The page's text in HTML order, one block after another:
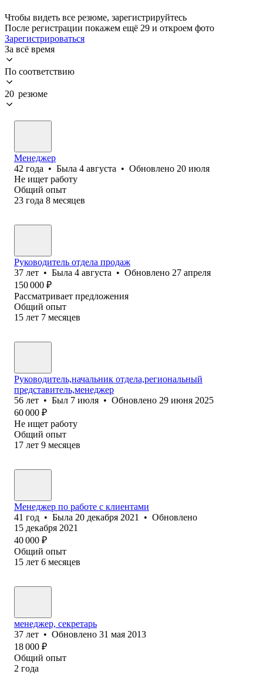
Чтобы видеть все резюме, зарегистрируйтесь
После регистрации покажем ещё 29 и откроем фото
Зарегистрироваться
За всё время
По соответствию
20 резюме
Менеджер
42 года • Была 4 августа • Обновлено 20 июля
Не ищет работу
Общий опыт
23 года 8 месяцев
Руководитель отдела продаж
37 лет • Была 4 августа • Обновлено 27 апреля
150 000 ₽
Рассматривает предложения
Общий опыт
15 лет 7 месяцев
Руководитель,начальник отдела,региональный
представитель,менеджер
56 лет • Был 7 июля • Обновлено 29 июня 2025
60 000 ₽
Не ищет работу
Общий опыт
17 лет 9 месяцев
Менеджер по работе с клиентами
41 год • Была 20 декабря 2021 • Обновлено
15 декабря 2021
40 000 ₽
Общий опыт
15 лет 6 месяцев
менеджер, секретарь
37 лет • Обновлено 31 мая 2013
18 000 ₽
Общий опыт
2 года